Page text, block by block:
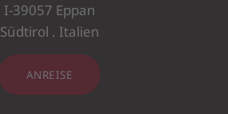
I-39057 Eppan
Südtirol . Italien
ANREISE